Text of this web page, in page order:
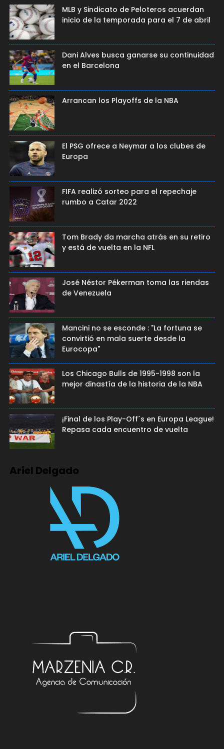
MLB y Sindicato de Peloteros acuerdan
inicio de la temporada para el 7 de abril
Dani Alves busca ganarse su continuidad
en el Barcelona
Arrancan los Playoffs de la NBA
El PSG ofrece a Neymar a los clubes de
Europa
FIFA realizó sorteo para el repechaje
rumbo a Catar 2022
Tom Brady da marcha atrás en su retiro
y está de vuelta en la NFL
José Néstor Pékerman toma las riendas
de Venezuela
Mancini no se esconde : "La fortuna se
convirtió en mala suerte desde la
Eurocopa"
Los Chicago Bulls de 1995-1998 son la
mejor dinastía de la historia de la NBA
¡Final de los Play-Off´s en Europa League!
Repasa cada encuentro de vuelta
Ariel Delgado